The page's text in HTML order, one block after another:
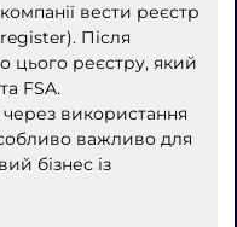
вести реєстр
Після
цього реєстру, який
FSA.
через використання
важливо для
бізнес із